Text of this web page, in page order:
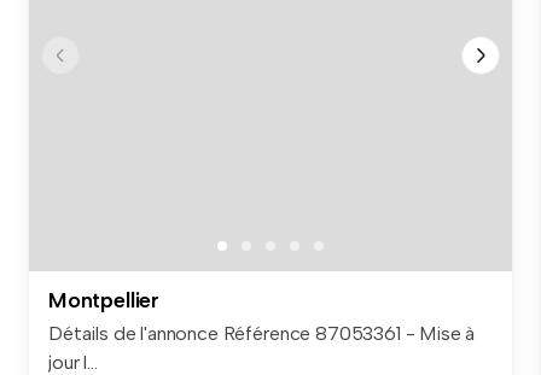
Montpellier
Détails de l'annonce Référence 87053361 - Mise à
jour l...